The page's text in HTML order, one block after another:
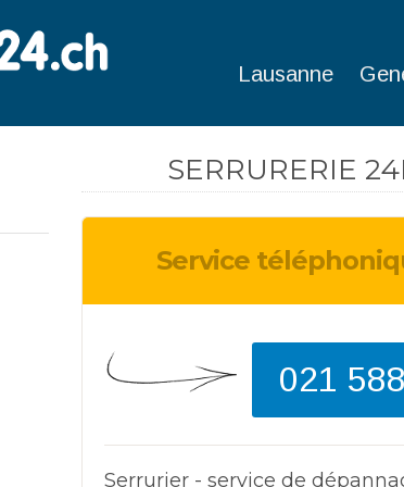
Lausanne
SERRURERIE
Service
021
Serrurier - service de